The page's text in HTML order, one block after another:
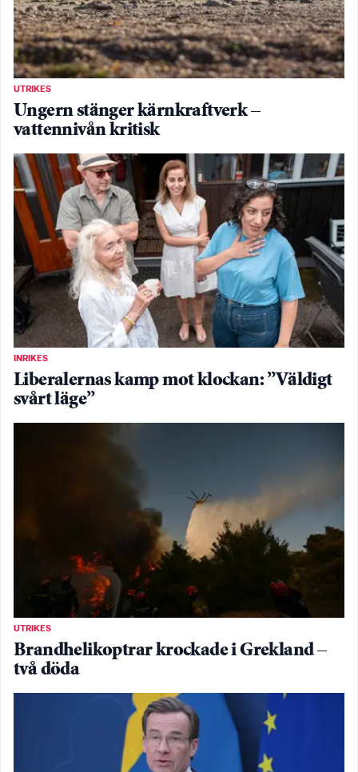
UTRIKES
Ungern stänger kärnkraftverk –
vattennivån kritisk
INRIKES
Liberalernas kamp mot klockan: ”Väldigt
svårt läge”
UTRIKES
Brandhelikoptrar krockade i Grekland –
två döda